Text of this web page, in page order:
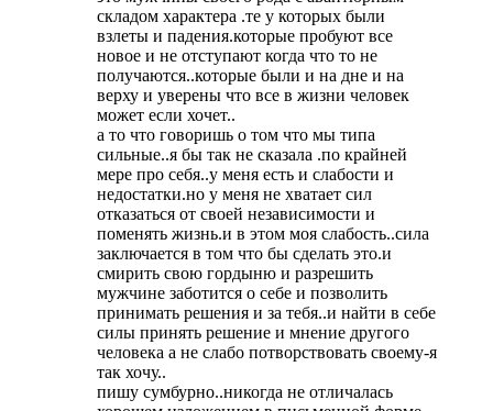
складом характера .те у которых были
взлеты и падения.которые пробуют все
новое и не отступают когда что то не
получаются..которые были и на дне и на
верху и уверены что все в жизни человек
может если хочет..
а то что говоришь о том что мы типа
сильные..я бы так не сказала .по крайней
мере про себя..у меня есть и слабости и
недостатки.но у меня не хватает сил
отказаться от своей независимости и
поменять жизнь.и в этом моя слабость..сила
заключается в том что бы сделать это.и
смирить свою гордыню и разрешить
мужчине заботится о себе и позволить
принимать решения и за тебя..и найти в себе
силы принять решение и мнение другого
человека а не слабо потворствовать своему-я
так хочу..
пишу сумбурно..никогда не отличалась